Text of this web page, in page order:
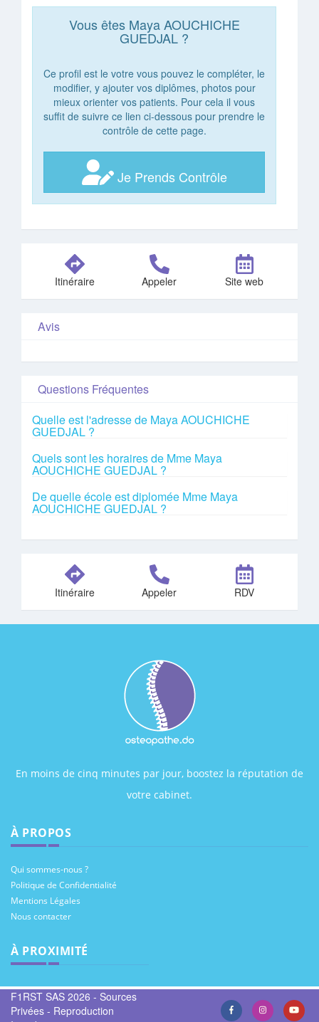
Vous êtes Maya AOUCHICHE
GUEDJAL ?
Ce profil est le votre vous pouvez le compléter, le
modifier, y ajouter vos diplômes, photos pour
mieux orienter vos patients. Pour cela il vous
suffit de suivre ce lien ci-dessous pour prendre le
contrôle de cette page.
Je Prends Contrôle
Itinéraire Appeler Site web
Avis
Questions Fréquentes
Quelle est l'adresse de Maya AOUCHICHE
GUEDJAL ?
Quels sont les horaires de Mme Maya
AOUCHICHE GUEDJAL ?
De quelle école est diplomée Mme Maya
AOUCHICHE GUEDJAL ?
Itinéraire Appeler RDV
En moins de cinq minutes par jour, boostez la réputation de
votre cabinet.
À PROPOS
Qui sommes-nous ?
Politique de Confidentialité
Mentions Légales
Nous contacter
À PROXIMITÉ
F1RST SAS 2026 - Sources
Privées - Reproduction